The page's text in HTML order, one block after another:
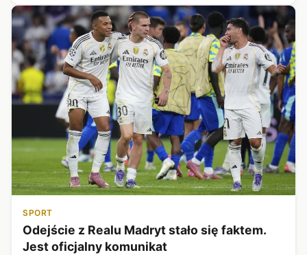
SPORT
Odejście z Realu Madryt stało się faktem.
Jest oficjalny komunikat